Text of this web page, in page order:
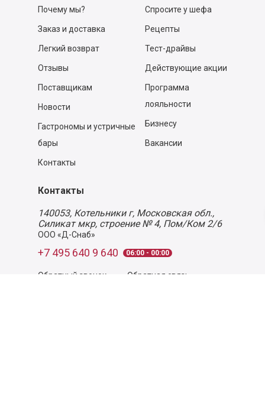
Почему мы?
Заказ и доставка
Легкий возврат
Отзывы
Поставщикам
Новости
Гастрономы и устричные
бары
Контакты
Спросите у шефа
Рецепты
Тест-драйвы
Действующие акции
Программа
лояльности
Бизнесу
Вакансии
Контакты
140053, Котельники г, Московская обл.,
Силикат мкр, строение № 4, Пом/Ком 2/6
ООО «Д-Снаб»
+7 495 640 9 640 06:00 - 00:00
Обратный звонок Обратная связь